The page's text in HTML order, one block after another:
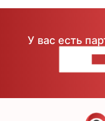
У вас есть